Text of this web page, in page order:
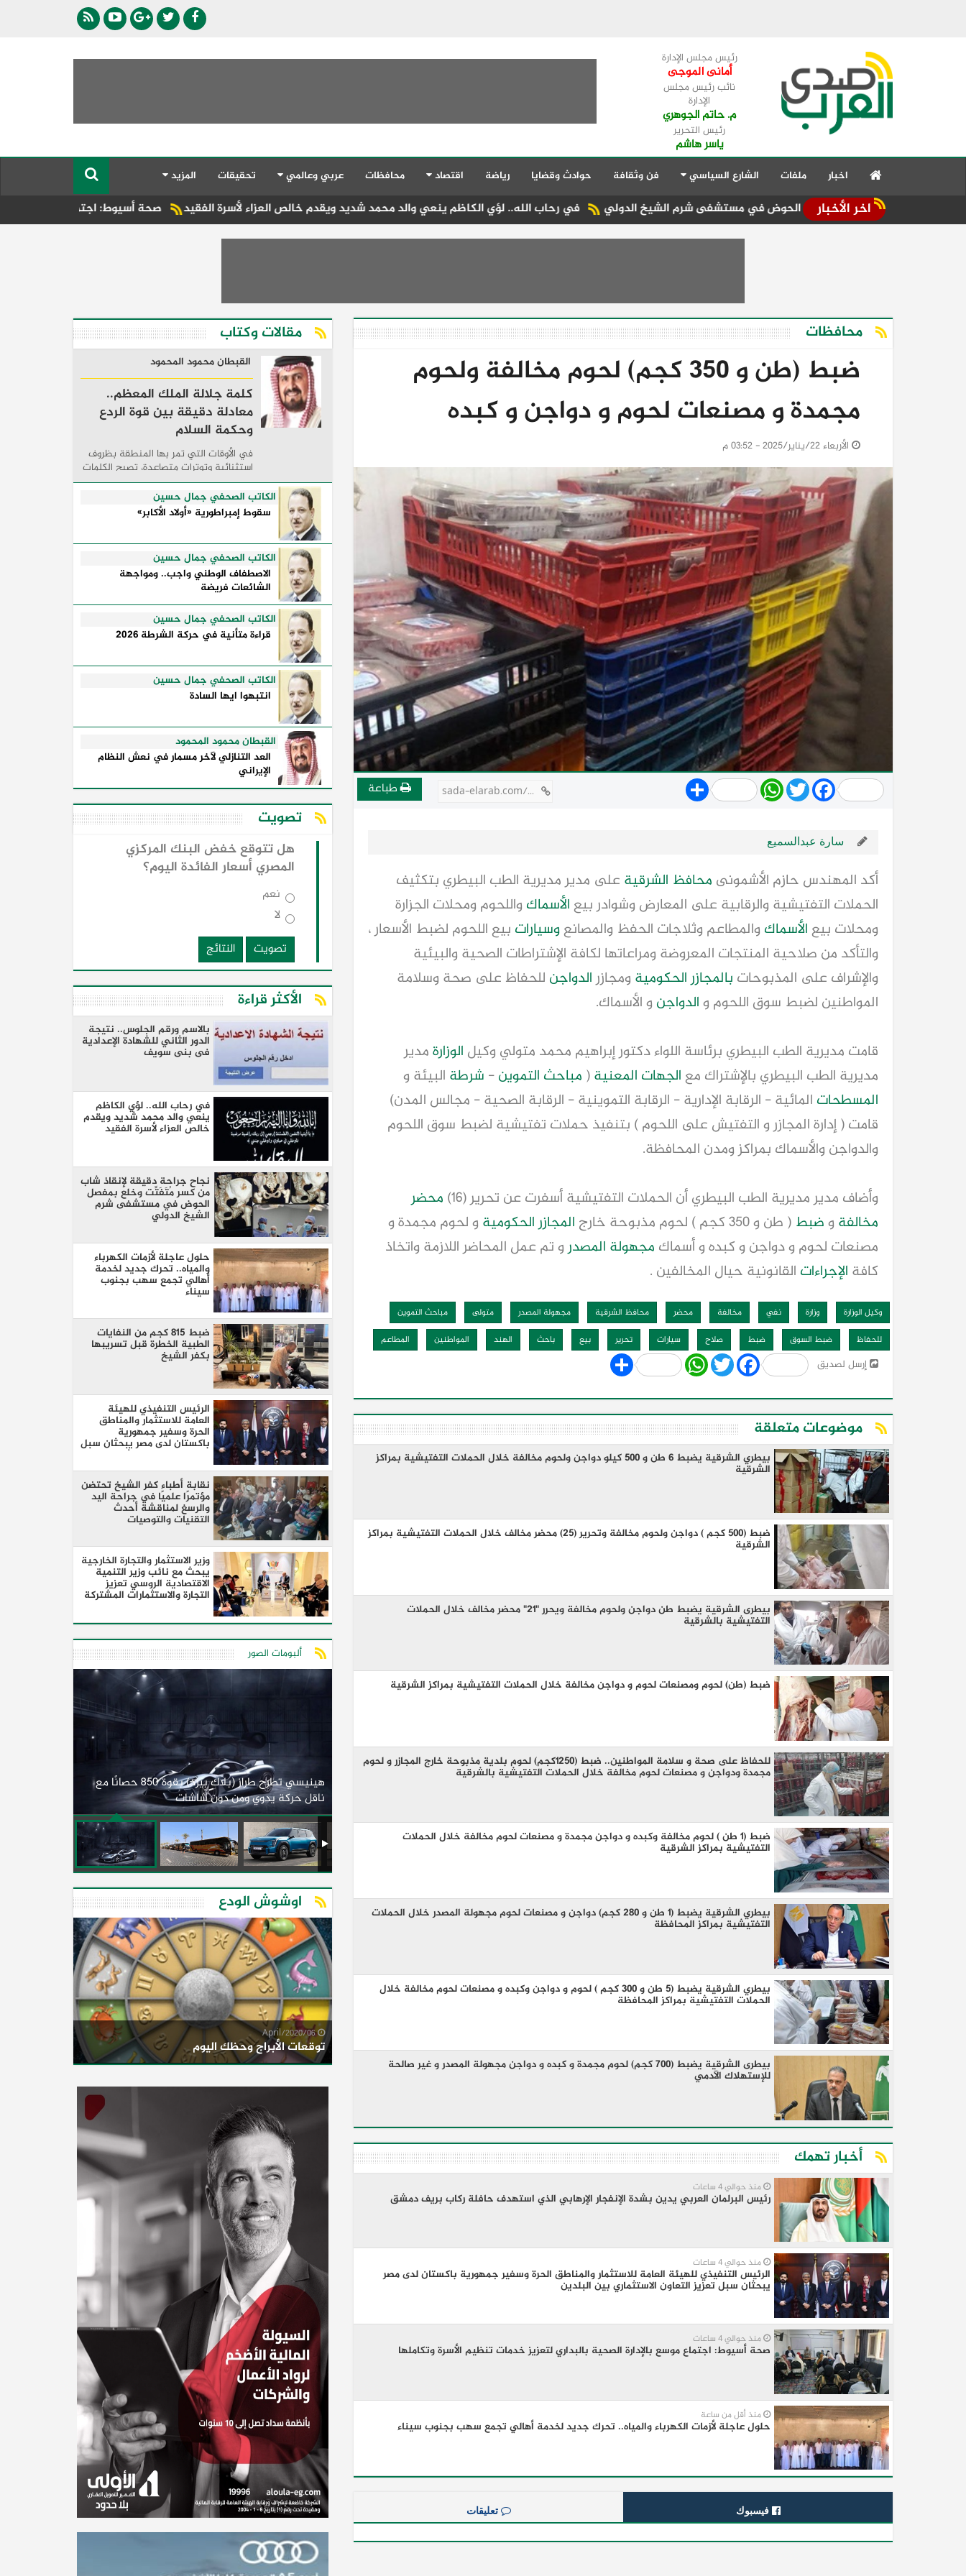
رئيس مجلس الإدارة
أمانى الموجى
نائب رئيس مجلس
الإدارة
م. حاتم الجوهري
رئيس التحرير
ياسر هاشم
اخبار ملفات الشارع السياسي فن وثقافة حوادث وقضايا رياضة اقتصاد محافظات عربي وعالمي تحقيقات المزيد
اخر الأخبار صحة أسيوط: اجتماع موسع بالإدارة الصحية في رحاب الله.. لؤي الكاظم ينعي والد محمد شديد ويقدم خالص العزاء لأسرة الفقيد وخلع بمفصل الحوض في مستشفى شرم الشيخ الدولي
محافظات
ضبط (طن و ٣٥٠ كجم) لحوم مخالفة ولحوم
مجمدة و مصنعات لحوم و دواجن و كبده
الأربعاء 22/يناير/2025 - 03:52 م
Share WhatsApp
TwitterFacebook طباعة sada-elarab.com/751722
سارة عبدالسميع
أكد المهندس حازم الأشمونى محافظ الشرقية على مدير مديرية الطب البيطري بتكثيف
الحملات التفتيشية والرقابية على المعارض وشوادر بيعالأسماك واللحوم ومحلات الجزارة
ومحلات بيعالأسماك والمطاعم وثلاجات الحفظ والمصانعوسيارات بيع اللحوم لضبط الأسعار ،
والتأكد من صلاحية المنتجات المعروضة ومراعاتها لكافة الإشتراطات الصحية والبيئية
والإشراف على المذبوحات بالمجازر الحكومية ومجازرالدواجن للحفاظ على صحة وسلامة
المواطنين لضبط سوق اللحوم والدواجن و الأسماك.
قامت مديرية الطب البيطري برئاسة اللواء دكتور إبراهيم محمد متولي وكيل الوزارةمدير
مديرية الطب البيطري بالإشتراك معالجهات المعنية( مباحث التموين- شرطة البيئة و
المسطحات المائية - الرقابة الإدارية - الرقابة التموينية - الرقابة الصحية - مجالس المدن)
قامت ( إدارة المجازر و التفتيش على اللحوم ) بتنفيذ حملات تفتيشية لضبط سوق اللحوم
والدواجن والأسماك بمراكز ومدن المحافظة.
وأضاف مدير مديرية الطب البيطري أن الحملات التفتيشية أسفرت عن تحرير (١٦)
محضر
مخالفة وضبط ( طن و ٣٥٠ كجم ) لحوم مذبوحة خارج المجازر الحكومية و لحوم مجمدة و
مصنعات لحوم و دواجن و كبده و أسماك مجهولة المصدرو تم عمل المحاضر اللازمة واتخاذ
كافة الإجراءات القانونية حيال المخالفين .
وكيل الوزارة وزارة نفي مخالفة محضر محافظ الشرقية مجهولة المصدر متولى
مباحث التموين
للحفاظ
ضبط السوق ضبط صلاح سيارات تحرير بيع باحث الهند المواطنين المطاعم
إرسل لصديق Share WhatsApp
Twitter Facebook
موضوعات متعلقة
بيطري الشرقية يضبط ٦ طن و ٥٠٠ كيلو دواجن ولحوم مخالفة خلال الحملات التفتيشية بمراكز
الشرقية
ضبط (٥٠٠ كجم ) دواجن ولحوم مخالفة وتحرير (٢٥) محضر مخالف خلال الحملات التفتيشية بمراكز
الشرقية
بيطرى الشرقية يضبط طن دواجن ولحوم مخالفة ويحرر "٢١" محضر مخالف خلال الحملات
التفتيشية بالشرقية
ضبط (طن) لحوم ومصنعات لحوم و دواجن مخالفة خلال الحملات التفتيشية بمراكز الشرقية
للحفاظ على صحة و سلامة المواطنين.. ضبط (١٢٥٠كجم) لحوم بلدية مذبوحة خارج المجازر و لحوم
مجمدة ودواجن و مصنعات لحوم مخالفة خلال الحملات التفتيشية بالشرقية
ضبط (١ طن ) لحوم مخالفة وكبده و دواجن مجمدة و مصنعات لحوم مخالفة خلال الحملات
التفتيشية بمراكز الشرقية
بيطري الشرقية يضبط (١ طن و ٢٨٠ كجم) دواجن و مصنعات لحوم مجهولة المصدر خلال الحملات
التفتيشية بمراكز المحافظة
بيطري الشرقية يضبط (٥ طن و ٣٠٠ كجم ) لحوم و دواجن وكبده و مصنعات لحوم مخالفة خلال
الحملات التفتيشية بمراكز المحافظة
بيطرى الشرقية يضبط (٧٠٠ كجم) لحوم مجمدة و كبده و دواجن مجهولة المصدر و غير صالحة
للإستهلاك الآدمي
أخبار تهمك
منذ حوالي 4 ساعات
رئيس البرلمان العربي يدين بشدة الإنفجار الإرهابي الذي استهدف حافلة ركاب بريف دمشق
منذ حوالي 4 ساعات
الرئيس التنفيذي للهيئة العامة للاستثمار والمناطق الحرة وسفير جمهورية باكستان لدى مصر
يبحثان سبل تعزيز التعاون الاستثماري بين البلدين
منذ حوالي 4 ساعات
صحة أسيوط: اجتماع موسع بالإدارة الصحية بالبداري لتعزيز خدمات تنظيم الأسرة وتكاملها
منذ أقل من ساعة
حلول عاجلة لأزمات الكهرباء والمياه.. تحرك جديد لخدمة أهالي تجمع سهب بجنوب سيناء
فيسبوك تعليقات
مقالات وكتاب
القبطان محمود المحمود
كلمة جلالة الملك المعظم..
معادلة دقيقة بين قوة الردع
وحكمة السلام
في الأوقات التي تمر بها المنطقة بظروف
استثنائية وتوترات متصاعدة، تصبح الكلمات
السياسية أكثر من مجرد مواقف معلنة؛ فهي
تكشف طريقة تفكير الدول، وكيفية إدارتها
للأزمات، والحدود التي تفصل بين القوة ...
الكاتب الصحفي جمال حسين
سقوط إمبراطورية «أولاد الأكابر»
الكاتب الصحفي جمال حسين
الاصطفاف الوطني واجب.. ومواجهة
الشائعات فريضة
الكاتب الصحفي جمال حسين
قراءة متأنية في حركة الشرطة 2026
الكاتب الصحفي جمال حسين
انتبهوا ايها السادة
القبطان محمود المحمود
العد التنازلي لآخر مسمار في نعش النظام
الإيراني
تصويت
هل تتوقع خفض البنك المركزي
المصري أسعار الفائدة اليوم؟
نعم
لا
تصويت
النتائج
الأكثر قراءة
بالاسم ورقم الجلوس.. نتيجة
الدور الثاني للشهادة الإعدادية
فى بنى سويف
في رحاب الله.. لؤي الكاظم
ينعي والد محمد شديد ويقدم
خالص العزاء لأسرة الفقيد
نجاح جراحة دقيقة لإنقاذ شاب
من كسر مُتَفَتِّت وخلع بمفصل
الحوض في مستشفى شرم
الشيخ الدولي
حلول عاجلة لأزمات الكهرباء
والمياه.. تحرك جديد لخدمة
أهالي تجمع سهب بجنوب
سيناء
ضبط 815 كجم من النفايات
الطبية الخطرة قبل تسريبها
بكفر الشيخ
الرئيس التنفيذي للهيئة
العامة للاستثمار والمناطق
الحرة وسفير جمهورية
باكستان لدى مصر يبحثان سبل
تعزيز التعاون الاستثماري بين
البلدين
نقابة أطباء كفر الشيخ تحتضن
مؤتمرًا علميًا في جراحة اليد
والرسغ لمناقشة أحدث
التقنيات والتوصيات
وزير الاستثمار والتجارة الخارجية
يبحث مع نائب وزير التنمية
الاقتصادية الروسي تعزيز
التجارة والاستثمارات المشتركة
ألبومات الصور
هينيسي تطرح طراز (بلاك بيرد) بقوة 850 حصانًا مع
ناقل حركة يدوي ومن دون شاشات
وزير النقل يدشن 20 أتوبيسًا جديدًا مكيفًا من إنتاج شركة
النصر للسيارات إلى شركة الاتحاد العربي للنقل البري
كيا EV9 GT للباحثين عن متعة قيادة السيارات الكهربائية
العائلية
اوشوش الودع
06/April/2020
توقعات الأبراج وحظك اليوم